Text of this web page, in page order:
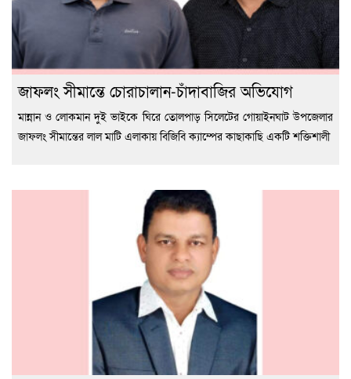
জাফলং সীমান্তে চোরাচালান-চাঁদাবাজির অভিযোগ
মান্নান ও লোকমান দুই ভাইকে ঘিরে তোলপাড় সিলেটের গোয়াইনঘাট উপজেলার
জাফলং সীমান্তের লাল মাটি এলাকায় বিজিবি ক্যাম্পের কাছাকাছি একটি শক্তিশালী